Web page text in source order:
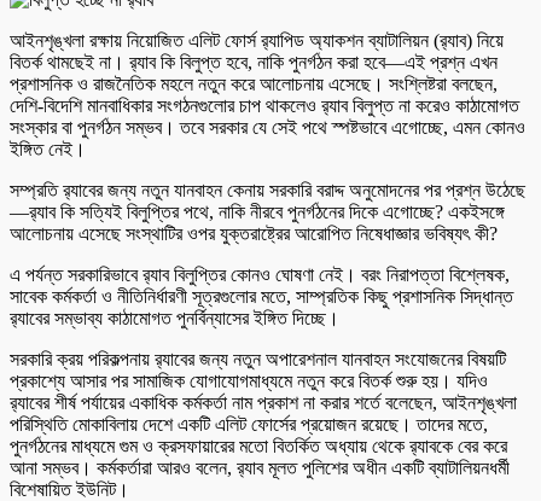
আইনশৃঙ্খলা রক্ষায় নিয়োজিত এলিট ফোর্স র‍্যাপিড অ্যাকশন ব্যাটালিয়ন (র‍্যাব) নিয়ে
বিতর্ক থামছেই না। র‍্যাব কি বিলুপ্ত হবে, নাকি পুনর্গঠন করা হবে—এই প্রশ্ন এখন
প্রশাসনিক ও রাজনৈতিক মহলে নতুন করে আলোচনায় এসেছে। সংশ্লিষ্টরা বলছেন,
দেশি-বিদেশি মানবাধিকার সংগঠনগুলোর চাপ থাকলেও র‍্যাব বিলুপ্ত না করেও কাঠামোগত
সংস্কার বা পুনর্গঠন সম্ভব। তবে সরকার যে সেই পথে স্পষ্টভাবে এগোচ্ছে, এমন কোনও
ইঙ্গিত নেই।
সম্প্রতি র‍্যাবের জন্য নতুন যানবাহন কেনায় সরকারি বরাদ্দ অনুমোদনের পর প্রশ্ন উঠেছে
—র‍্যাব কি সত্যিই বিলুপ্তির পথে, নাকি নীরবে পুনর্গঠনের দিকে এগোচ্ছে? একইসঙ্গে
আলোচনায় এসেছে সংস্থাটির ওপর যুক্তরাষ্ট্রের আরোপিত নিষেধাজ্ঞার ভবিষ্যৎ কী?
এ পর্যন্ত সরকারিভাবে র‍্যাব বিলুপ্তির কোনও ঘোষণা নেই। বরং নিরাপত্তা বিশ্লেষক,
সাবেক কর্মকর্তা ও নীতিনির্ধারণী সূত্রগুলোর মতে, সাম্প্রতিক কিছু প্রশাসনিক সিদ্ধান্ত
র‌্যাবের সম্ভাব্য কাঠামোগত পুনর্বিন্যাসের ইঙ্গিত দিচ্ছে।
সরকারি ক্রয় পরিকল্পনায় র‍্যাবের জন্য নতুন অপারেশনাল যানবাহন সংযোজনের বিষয়টি
প্রকাশ্যে আসার পর সামাজিক যোগাযোগমাধ্যমে নতুন করে বিতর্ক শুরু হয়। যদিও
র‍্যাবের শীর্ষ পর্যায়ের একাধিক কর্মকর্তা নাম প্রকাশ না করার শর্তে বলেছেন, আইনশৃঙ্খলা
পরিস্থিতি মোকাবিলায় দেশে একটি এলিট ফোর্সের প্রয়োজন রয়েছে। তাদের মতে,
পুনর্গঠনের মাধ্যমে গুম ও ক্রসফায়ারের মতো বিতর্কিত অধ্যায় থেকে র‍্যাবকে বের করে
আনা সম্ভব। কর্মকর্তারা আরও বলেন, র‍্যাব মূলত পুলিশের অধীন একটি ব্যাটালিয়নধর্মী
বিশেষায়িত ইউনিট।